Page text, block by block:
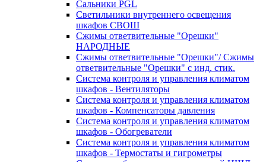
Сальники PGL
Светильники внутреннего освещения
шкафов СВОШ
Сжимы ответвительные "Орешки"
НАРОДНЫЕ
Сжимы ответвительные "Орешки"/ Сжимы
ответвительные "Орешки" с инд. стик.
Система контроля и управления климатом
шкафов - Вентиляторы
Система контроля и управления климатом
шкафов - Компенсаторы давления
Система контроля и управления климатом
шкафов - Обогреватели
Система контроля и управления климатом
шкафов - Термостаты и гигрометры